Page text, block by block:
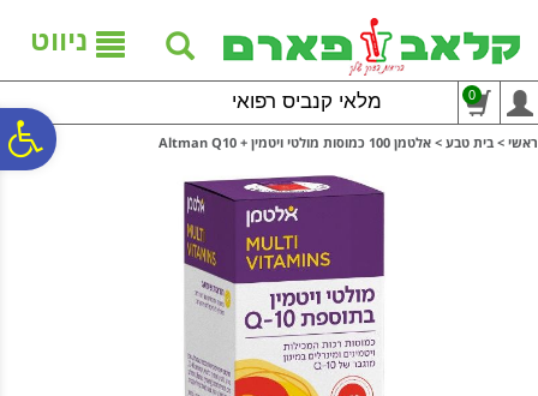
נגישות
אתר
המרכזי
ניווט
מלאי קנביס רפואי 0
ראשי > בית טבע > אלטמן 100 כמוסות מולטי ויטמין + Altman Q10